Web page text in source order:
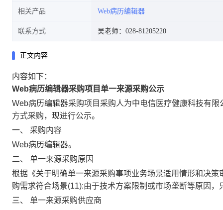
相关产品 Web病历编辑器
联系方式 吴老师：028-81205220
正文内容
内容如下：
Web病历编辑器采购项目单一来源采购公示
Web病历编辑器采购项目采购人为中电信医疗健康科技有
方式采购，现进行公示。
一、
采购内容
Web病历编辑器。
二、
单一来源采购原因
根据《关于明确单一来源采购事项业务场景适用情形和决
购需求符合场景(11):由于技术方案限制或市场垄断等原因
三、
单一来源采购供应商